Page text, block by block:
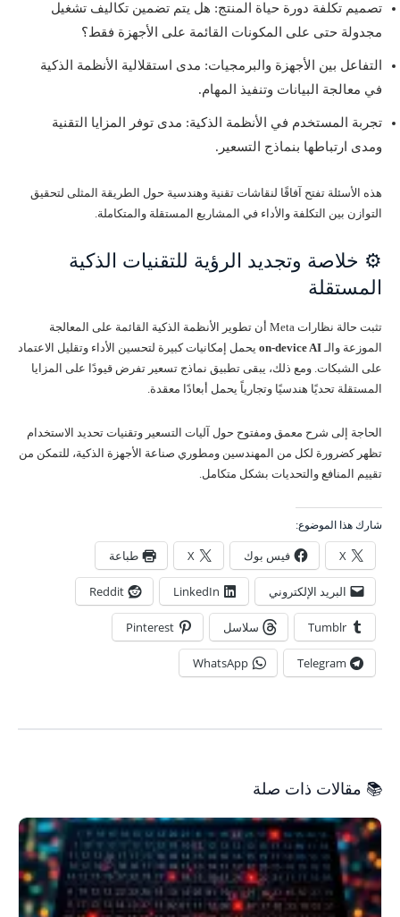
تصميم تكلفة دورة حياة المنتج: هل يتم تضمين تكاليف تشغيل
مجدولة حتى على المكونات القائمة على الأجهزة فقط؟
التفاعل بين الأجهزة والبرمجيات: مدى استقلالية الأنظمة الذكية
في معالجة البيانات وتنفيذ المهام.
تجربة المستخدم في الأنظمة الذكية: مدى توفر المزايا التقنية
ومدى ارتباطها بنماذج التسعير.
هذه الأسئلة تفتح آفاقًا لنقاشات تقنية وهندسية حول الطريقة المثلى لتحقيق
التوازن بين التكلفة والأداء في المشاريع المستقلة والمتكاملة.
⚙️ خلاصة وتجديد الرؤية للتقنيات الذكية
المستقلة
تثبت حالة نظارات Meta أن تطوير الأنظمة الذكية القائمة على المعالجة
الموزعة والـon-device AI يحمل إمكانيات كبيرة لتحسين الأداء وتقليل الاعتماد
على الشبكات. ومع ذلك، يبقى تطبيق نماذج تسعير تفرض قيودًا على المزايا
المستقلة تحديًا هندسيًا وتجارياً يحمل أبعادًا معقدة.
الحاجة إلى شرح معمق ومفتوح حول آليات التسعير وتقنيات تحديد الاستخدام
تظهر كضرورة لكل من المهندسين ومطوري صناعة الأجهزة الذكية، للتمكن من
تقييم المنافع والتحديات بشكل متكامل.
شارك هذا الموضوع:
X فيس بوك X طباعة
البريد الإلكتروني LinkedIn
Reddit
Tumblr سلاسل Pinterest
Telegram
WhatsApp
📚 مقالات ذات صلة